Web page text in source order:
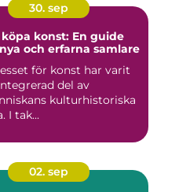
30. sep
konst: En guide
och erfarna samlare
för konst har varit
del av
kulturhistoriska
I tak...
02. sep